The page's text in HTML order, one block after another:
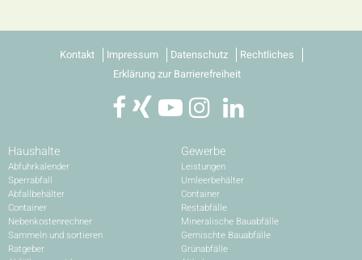
Kontakt Impressum Datenschutz
Rechtliches
Erklärung zur Barrierefreiheit
Haushalte
Abfuhrkalender
Sperrabfall
Abfallbehälter
Container
Nebenkostenrechner
Sammeln und sortieren
Ratgeber
Gewerbe
Leistungen
Umleerbehälter
Container
Restabfälle
Mineralische Bauabfälle
Gemischte Bauabfälle
Grünabfälle